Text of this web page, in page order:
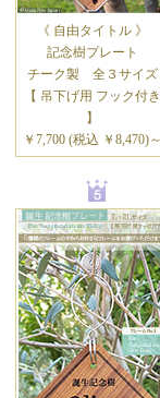
《 自由タイトル 》
記念樹プレート
チーク製 全３サイズ
【 吊下げ用 フック付き
】
￥7,700 (税込 ￥8,470)